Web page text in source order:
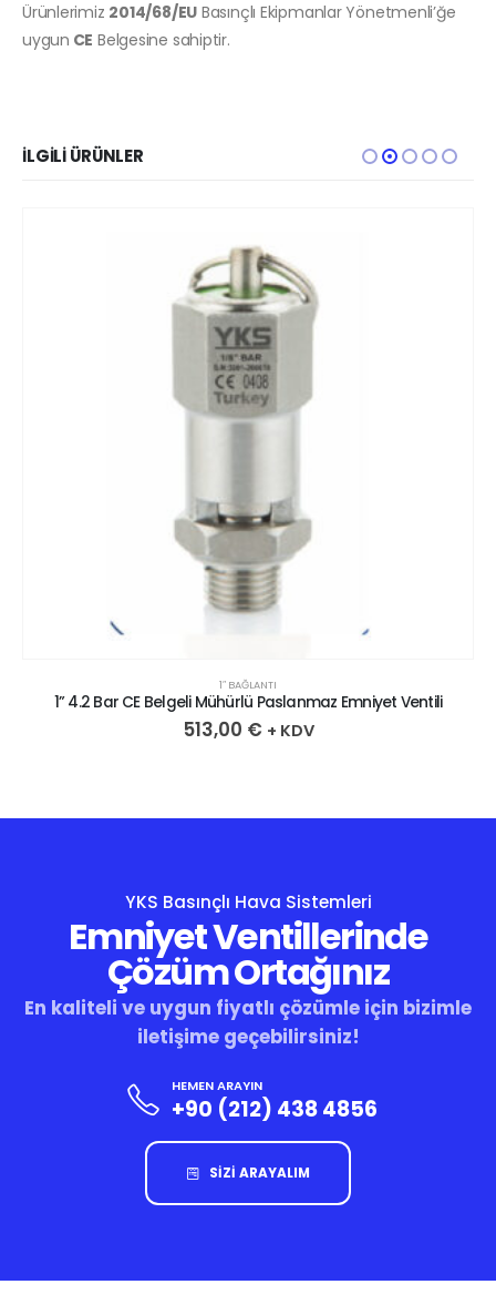
Ürünlerimiz 2014/68/EU Basınçlı Ekipmanlar Yönetmenli’ğe
uygun CE Belgesine sahiptir.
İLGILI ÜRÜNLER
1″ BAĞLANTI
1” 4.2 Bar CE Belgeli Mühürlü Paslanmaz Emniyet Ventili
513,00 € + KDV
YKS Basınçlı Hava Sistemleri
Emniyet Ventillerinde
Çözüm Ortağınız
En kaliteli ve uygun fiyatlı çözümle için bizimle
iletişime geçebilirsiniz!
HEMEN ARAYIN
+90 (212) 438 4856
SİZİ ARAYALIM